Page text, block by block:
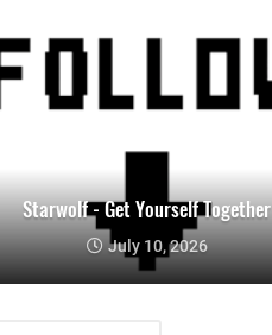
Starwolf - Get Yourself Together
July 10, 2026